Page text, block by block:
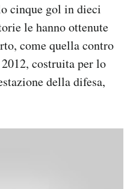
cinque gol in dieci
le hanno ottenute
come quella contro
costruita per lo
della difesa,